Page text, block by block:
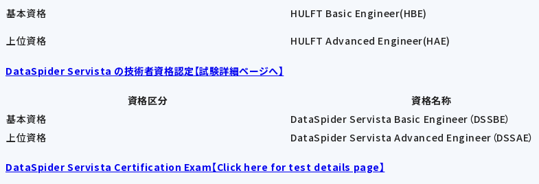
基本資格
HULFT Basic Engineer(HBE)
上位資格
HULFT Advanced Engineer(HAE)
DataSpider Servista の技術者資格認定【試験詳細ページへ】
資格区分 資格名称
基本資格
DataSpider Servista Basic Engineer（DSSBE）
上位資格
DataSpider Servista Advanced Engineer（DSSAE）
DataSpider Servista Certification Exam【Click here for test details page】